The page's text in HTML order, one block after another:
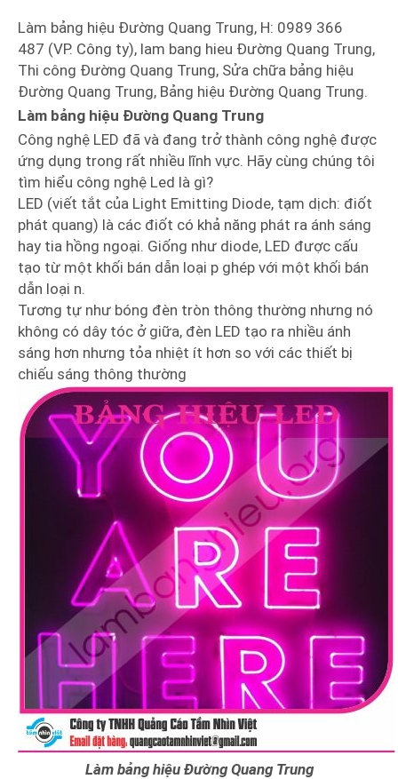
Làm bảng hiệu Đường Quang Trung, H: 0989 366
487 (VP. Công ty), lam bang hieu Đường Quang Trung,
Thi công Đường Quang Trung, Sửa chữa bảng hiệu
Đường Quang Trung, Bảng hiệu Đường Quang Trung.
Làm bảng hiệu Đường Quang Trung
Công nghệ LED đã và đang trở thành công nghệ được
ứng dụng trong rất nhiều lĩnh vực. Hãy cùng chúng tôi
tìm hiểu công nghệ Led là gì?
LED (viết tắt của Light Emitting Diode, tạm dịch: điốt
phát quang) là các điốt có khả năng phát ra ánh sáng
hay tia hồng ngoại. Giống như diode, LED được cấu
tạo từ một khối bán dẫn loại p ghép với một khối bán
dẫn loại n.
Tương tự như bóng đèn tròn thông thường nhưng nó
không có dây tóc ở giữa, đèn LED tạo ra nhiều ánh
sáng hơn nhưng tỏa nhiệt ít hơn so với các thiết bị
chiếu sáng thông thường
Làm bảng hiệu Đường Quang Trung